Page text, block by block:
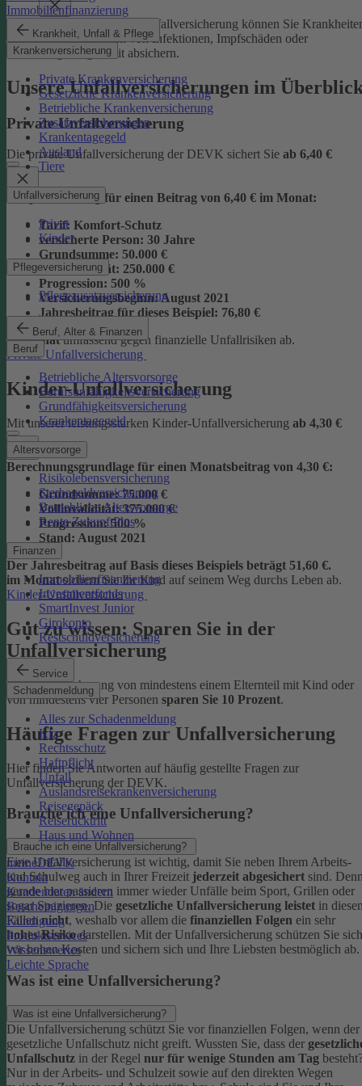
Immobilienfinanzierung
Krankheit, Unfall & Pflege
Krankenversicherung
Private Krankenversicherung
Gesetzliche Krankenversicherung
Betriebliche Krankenversicherung
Zusatzversicherungen
Krankentagegeld
Ausland
Tiere
Unfallversicherung
Privat
Kinder
Pflegeversicherung
Pflegezusatzversicherung
Beruf, Alter & Finanzen
Beruf
Betriebliche Altersvorsorge
Berufsunfähigkeitsversicherung
Grundfähigkeitsversicherung
Krankentagegeld
Altersvorsorge
Risikolebensversicherung
Sterbegeldversicherung
Betriebliche Altersvorsorge
Rente ZukunftPlus
Finanzen
Immobilienfinanzierung
Investmentfonds
SmartInvest Junior
Girokonto
Restschuldversicherung
Service
Schadenmeldung
Alles zur Schadenmeldung
Kfz
Rechtsschutz
Haftpflicht
Unfall
Auslandsreisekrankenversicherung
Reisegepäck
Reiserücktritt
Haus und Wohnen
meineDEVK
Kontakt
Kundendaten ändern
Bescheinigungen
Kündigung
Produktservices
Wissenswertes
Leichte Sprache
Mit der Junior-Plus-Unfallversicherung können Sie
sowie die Folgen von Infektionen, Impfschäden oder
Vergiftungen mit absichern.
Unsere Unfallversicherungen im
Private Unfallversicherung
Die private Unfallversicherung der DEVK sichert Sie ab 6,40 €
Beispielrechnung für einen Beitrag von 6,40 € im Monat:
Tarif: Komfort-Schutz
versicherte Person: 30 Jahre
Grundsumme: 50.000 €
Vollinvalidität: 250.000 €
Progression: 500 %
Versicherungsbeginn:August 2021
Jahresbeitrag für dieses Beispiel: 76,80 €
im Monatumfassend gegen finanzielle Unfallrisiken ab.
Private Unfallversicherung
Kinder-Unfallversicherung
Mit unserer leistungsstarken Kinder-Unfallversicherung ab 4,30 €
Berechnungsgrundlage für einen Monatsbeitrag von 4,30 €:
Grundsumme:75.000 €
Vollinvalidität:375.000 €
Progression:500 %
Stand: August 2021
Der Jahresbeitrag auf Basis dieses Beispiels beträgt 51,60 €.
im Monatsichern Sie Ihr Kind auf seinem Weg durchs Leben ab.
Kinder-Unfallversicherung
Gut zu wissen: Sparen Sie in der
Unfallversicherung
Bei der Versicherung von mindestens einem Elternteil mit Kind oder
von mindestens vier Personen sparen Sie 10 Prozent.
Häufige Fragen zur Unfallversicherung
Hier finden Sie Antworten auf häufig gestellte Fragen zur
Unfallversicherung der DEVK.
Brauche ich eine Unfallversicherung?
Brauche ich eine Unfallversicherung?
Eine Unfallversicherung ist wichtig, damit Sie neben Ihrem Arbeits-
und Schulweg auch in Ihrer Freizeit jederzeit abgesichert sind.
gerade hier passieren immer wieder Unfälle beim Sport, Grillen oder
sogar Spazieren. Die gesetzliche Unfallversicherung leistet in
Fällennicht, weshalb vor allem die finanziellen Folgen ein sehr
hohes Risikodarstellen. Mit der Unfallversicherung schützen Sie sich
vor hohen Kosten und sichern sich und Ihre Liebsten bestmöglich ab.
Was ist eine Unfallversicherung?
Was ist eine Unfallversicherung?
Die Unfallversicherung schützt Sie vor finanziellen Folgen, wenn der
gesetzliche Unfallschutz nicht greift. Wussten Sie, dass der
Unfallschutz in der Regel nur für wenige Stunden am Tag
Nur in der Arbeits- und Schulzeit sowie auf den direkten Wegen